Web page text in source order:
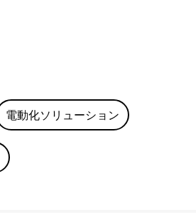
電動化ソリューション